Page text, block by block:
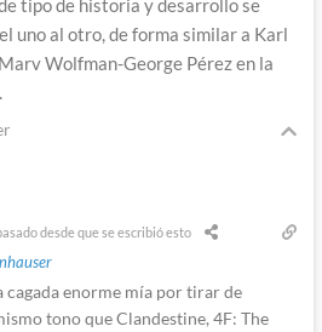
tipo de historia y desarrollo se
uno al otro, de forma similar a Karl
Wolfman-George Pérez en la
desde que se escribió esto
cagada enorme mía por tirar de
tono que Clandestine, 4F: The